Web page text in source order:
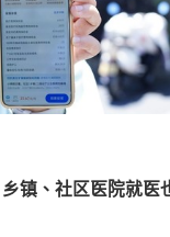
镇、社区医院就医